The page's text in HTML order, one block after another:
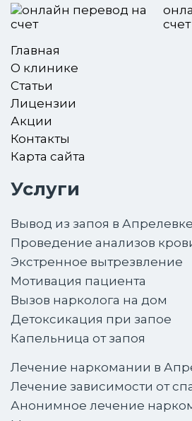
счет
Главная
О клинике
Статьи
Лицензии
Акции
Контакты
Карта сайта
Услуги
Вывод из запоя в Апрелевке
Проведение анализов
Экстренное вытрезвление
Мотивация пациента
Вызов нарколога на дом
Детоксикация при запое
Капельница от запоя
Лечение наркомании в
Лечение зависимости от
Анонимное лечение